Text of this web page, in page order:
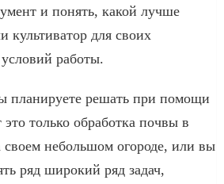
и понять, какой лучше
культиватор для своих
работы.
планируете решать при помощи
только обработка почвы в
своем небольшом огороде, или вы
ряд широкий ряд задач,